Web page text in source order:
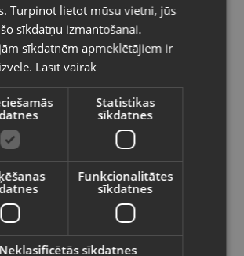
3
tiks piegādāti uz
valsti
būs attēlots izvēlētajā
/ Latvian
Turpinot lietot mūsu vietni, jūs
sīkdatņu izmantošanai.
sīkdatnēm apmeklētājiem ir
Lasīt vairāk
Statistikas
sīkdatnes
Funkcionalitātes
sīkdatnes
Neklasificētās sīkdatnes